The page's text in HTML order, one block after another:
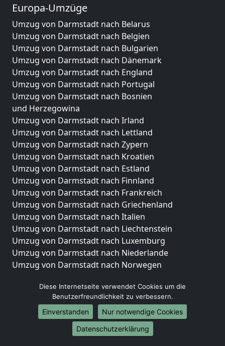
Europa-Umzüge
Umzug von Darmstadt nach Belarus
Umzug von Darmstadt nach Belgien
Umzug von Darmstadt nach Bulgarien
Umzug von Darmstadt nach Dänemark
Umzug von Darmstadt nach England
Umzug von Darmstadt nach Portugal
Umzug von Darmstadt nach Bosnien
und Herzegowina
Umzug von Darmstadt nach Irland
Umzug von Darmstadt nach Lettland
Umzug von Darmstadt nach Zypern
Umzug von Darmstadt nach Kroatien
Umzug von Darmstadt nach Estland
Umzug von Darmstadt nach Finnland
Umzug von Darmstadt nach Frankreich
Umzug von Darmstadt nach Griechenland
Umzug von Darmstadt nach Italien
Umzug von Darmstadt nach Liechtenstein
Umzug von Darmstadt nach Luxemburg
Umzug von Darmstadt nach Niederlande
Umzug von Darmstadt nach Norwegen
Umzüge-Deutschlandweit
Umzug von Darmstadt nach Berlin
Umzug von Darmstadt nach Hamburg
Umzug von Darmstadt nach München
Umzug von Darmstadt nach Köln
Diese Internetseite verwendet Cookies um die
Benutzerfreundlichkeit zu verbessern.
Einverstanden
Nur notwendige Cookies
Datenschutzerklärung